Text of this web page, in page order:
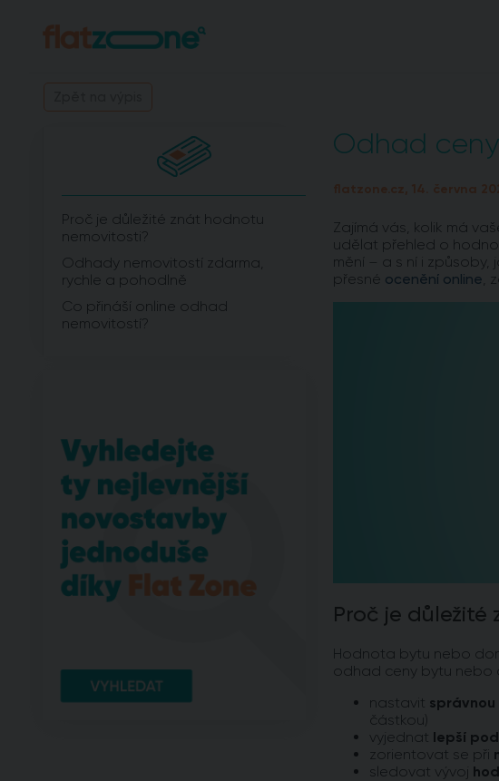
Proč je důležité znát hodnotu
nemovitosti?
Odhady nemovitostí zdarma,
rychle a pohodlně
Co přináší online odhad
nemovitostí?
Odhad
flatzone.cz, 14. června
Zajímá vás, kolik má
udělat přehled o
mění – a s ní i
přesné ocenění online ,
Proč je
Hodnota bytu nebo
odhad ceny bytu nebo
nastavit
částkou)
vyjednat lepší
zorientovat se při
sledovat vývoj